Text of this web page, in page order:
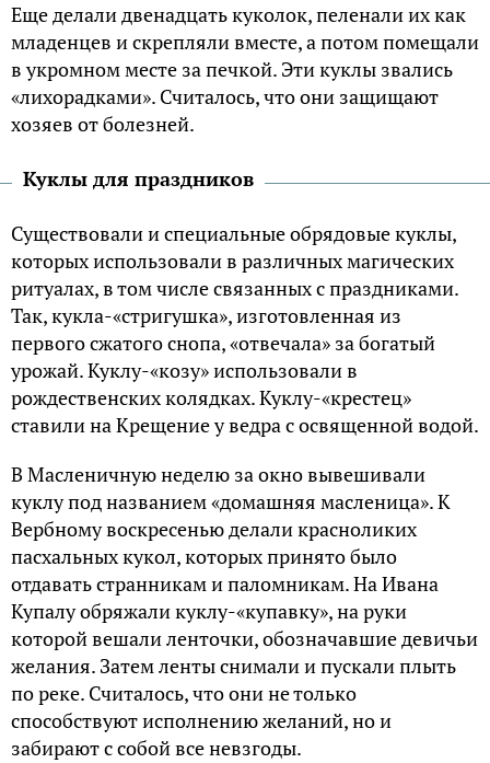
Еще делали двенадцать куколок, пеленали их как
младенцев и скрепляли вместе, а потом помещали
в укромном месте за печкой. Эти куклы звались
«лихорадками». Считалось, что они защищают
хозяев от болезней.
Куклы для праздников
Существовали и специальные обрядовые куклы,
которых использовали в различных магических
ритуалах, в том числе связанных с праздниками.
Так, кукла-«стригушка», изготовленная из
первого сжатого снопа, «отвечала» за богатый
урожай. Куклу-«козу» использовали в
рождественских колядках. Куклу-«крестец»
ставили на Крещение у ведра с освященной водой.
В Масленичную неделю за окно вывешивали
куклу под названием «домашняя масленица». К
Вербному воскресенью делали красноликих
пасхальных кукол, которых принято было
отдавать странникам и паломникам. На Ивана
Купалу обряжали куклу-«купавку», на руки
которой вешали ленточки, обозначавшие девичьи
желания. Затем ленты снимали и пускали плыть
по реке. Считалось, что они не только
способствуют исполнению желаний, но и
забирают с собой все невзгоды.